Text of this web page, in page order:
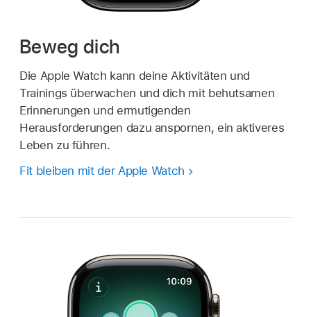
Beweg dich
Die Apple Watch kann deine Aktivitäten und
Trainings überwachen und dich mit behutsamen
Erinnerungen und ermutigenden
Herausforderungen dazu anspornen, ein aktiveres
Leben zu führen.
Fit bleiben mit der Apple Watch